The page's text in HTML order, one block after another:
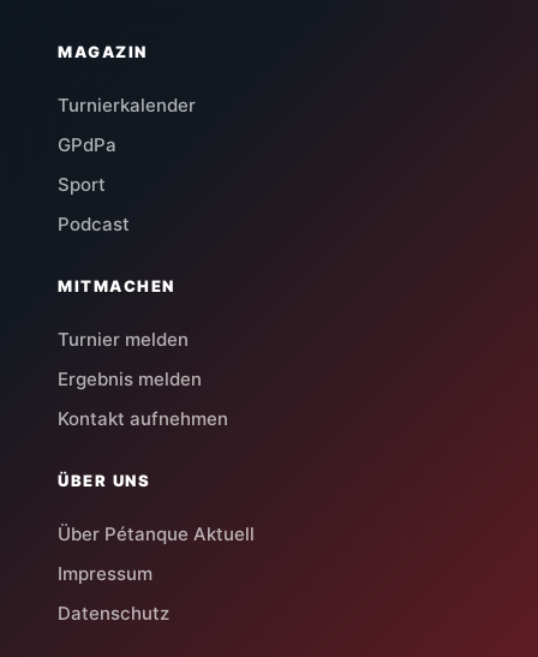
MAGAZIN
Turnierkalender
GPdPa
Sport
Podcast
MITMACHEN
Turnier melden
Ergebnis melden
Kontakt aufnehmen
ÜBER UNS
Über Pétanque Aktuell
Impressum
Datenschutz